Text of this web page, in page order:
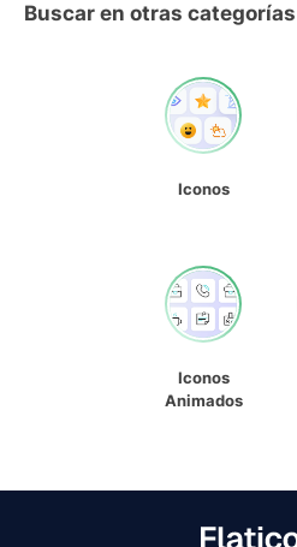
Buscar en otras categorías
Iconos
Iconos
Animados